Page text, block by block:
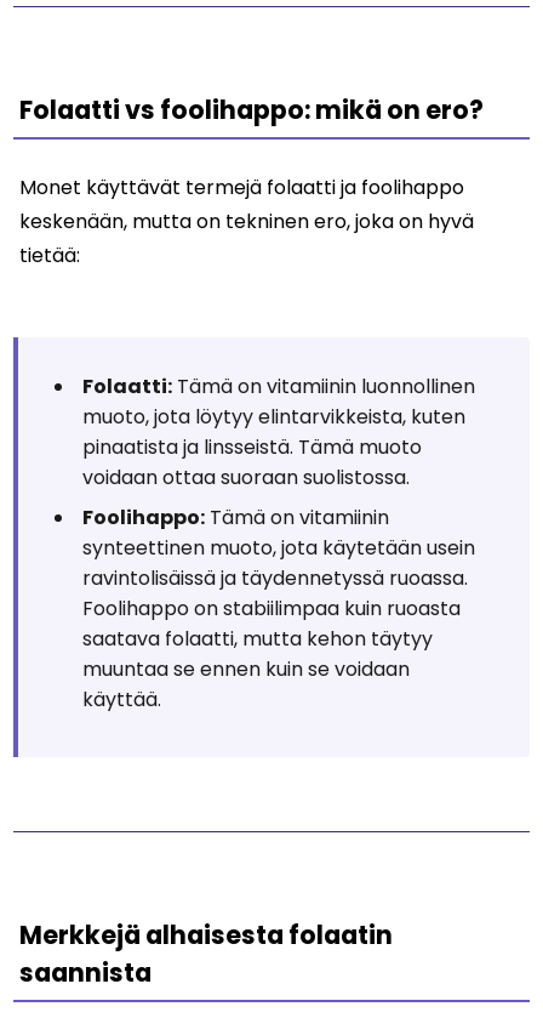
Folaatti vs foolihappo: mikä on ero?
Monet käyttävät termejä folaatti ja foolihappo
keskenään, mutta on tekninen ero, joka on hyvä
tietää:
Folaatti: Tämä on vitamiinin luonnollinen
muoto, jota löytyy elintarvikkeista, kuten
pinaatista ja linsseistä. Tämä muoto
voidaan ottaa suoraan suolistossa.
Foolihappo: Tämä on vitamiinin
synteettinen muoto, jota käytetään usein
ravintolisäissä ja täydennetyssä ruoassa.
Foolihappo on stabiilimpaa kuin ruoasta
saatava folaatti, mutta kehon täytyy
muuntaa se ennen kuin se voidaan
käyttää.
Merkkejä alhaisesta folaatin
saannista